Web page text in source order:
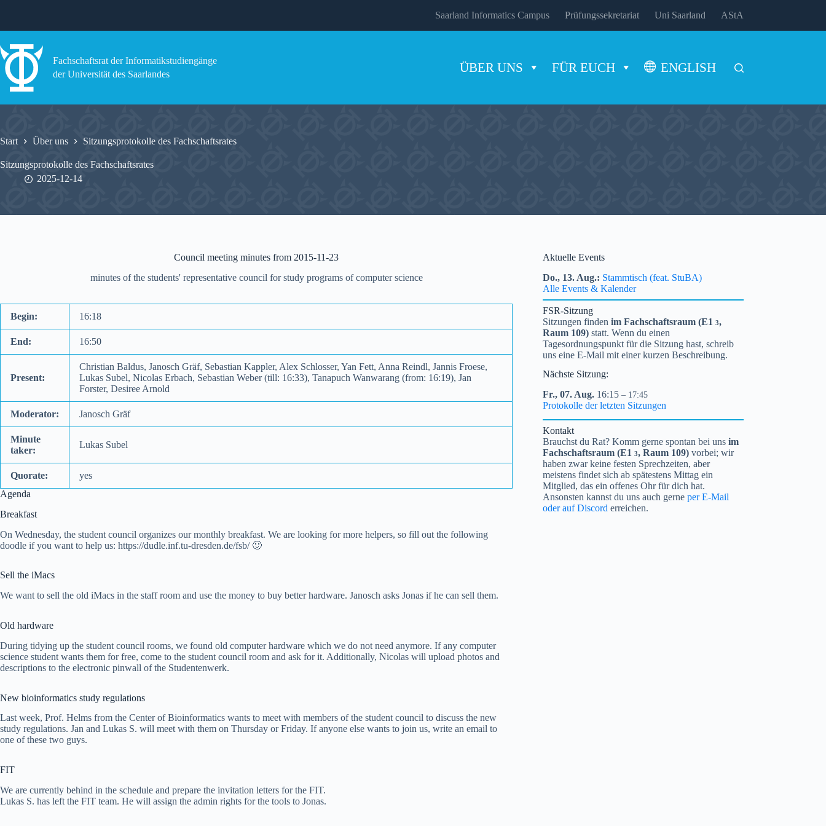
Saarland Informatics Campus Prüfungssekretariat Uni Saarland AStA
Fachschaftsrat der Informatikstudiengänge
der Universität des Saarlandes
ÜBER UNS FÜR EUCH ENGLISH
Start Über uns Sitzungsprotokolle des Fachschaftsrates
Sitzungsprotokolle des Fachschaftsrates
2025-12-14
Council meeting minutes from 2015-11-23
minutes of the students' representative council for study programs of computer science
Begin: 16:18
End: 16:50
Present:
Christian Baldus, Janosch Gräf, Sebastian Kappler, Alex Schlosser, Yan Fett, Anna Reindl, Jannis Froese,
Lukas Subel, Nicolas Erbach, Sebastian Weber (till: 16:33), Tanapuch Wanwarang (from: 16:19), Jan
Forster, Desiree Arnold
Moderator: Janosch Gräf
Minute
taker:
Lukas Subel
Quorate:
yes
Agenda
Breakfast
On Wednesday, the student council organizes our monthly breakfast. We are looking for more helpers, so fill out the following
doodle if you want to help us: https://dudle.inf.tu-dresden.de/fsb/ 🙂
Sell the iMacs
We want to sell the old iMacs in the staff room and use the money to buy better hardware. Janosch asks Jonas if he can sell them.
Old hardware
During tidying up the student council rooms, we found old computer hardware which we do not need anymore. If any computer
science student wants them for free, come to the student council room and ask for it. Additionally, Nicolas will upload photos and
descriptions to the electronic pinwall of the Studentenwerk.
New bioinformatics study regulations
Last week, Prof. Helms from the Center of Bioinformatics wants to meet with members of the student council to discuss the new
study regulations. Jan and Lukas S. will meet with them on Thursday or Friday. If anyone else wants to join us, write an email to
one of these two guys.
FIT
We are currently behind in the schedule and prepare the invitation letters for the FIT.
Lukas S. has left the FIT team. He will assign the admin rights for the tools to Jonas.
Aktuelle Events
Do., 13. Aug. Stammtisch (feat. StuBA)
Alle Events & Kalender
FSR-Sitzung
Sitzungen findenim Fachschaftsraum (E13,
Raum 109) statt. Wenn du einen
Tagesordnungspunkt für die Sitzung hast, schreib
uns eine E-Mail mit einer kurzen Beschreibung.
Nächste Sitzung:
Fr., 07. Aug. 16:15 – 17:45
Protokolle der letzten Sitzungen
Kontakt
Brauchst du Rat? Komm gerne spontan bei unsim
Fachschaftsraum (E13, Raum 109) vorbei; wir
haben zwar keine festen Sprechzeiten, aber
meistens findet sich ab spätestens Mittag ein
Mitglied, das ein offenes Ohr für dich hat.
Ansonsten kannst du uns auch gerneper E-Mail
oder auf Discord erreichen.